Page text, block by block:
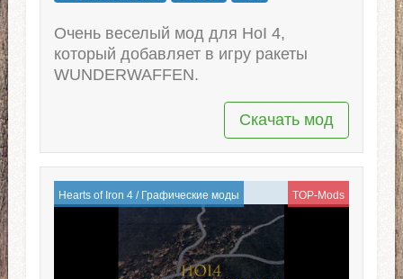
Очень веселый мод для HoI 4,
который добавляет в игру ракеты
WUNDERWAFFEN.
Скачать мод
Hearts of Iron 4/ Графические моды TOP-Mods